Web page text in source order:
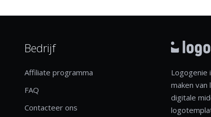
Bedrijf
Affiliate programma
FAQ
Contacteer ons
Logogenie
maken van
digitale